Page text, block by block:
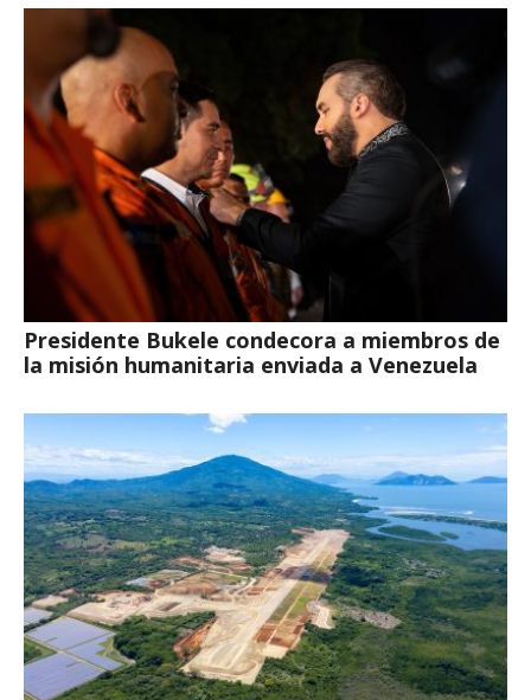
Presidente Bukele condecora a miembros de
la misión humanitaria enviada a Venezuela